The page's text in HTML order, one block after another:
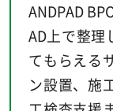
ANDPAD
AD上で整理
てもらえる
ン設置、施